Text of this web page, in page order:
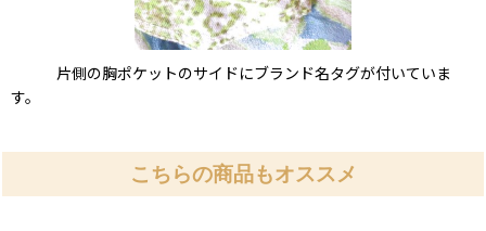
片側の胸ポケットのサイドにブランド名タグが付いていま
す。
こちらの商品もオススメ